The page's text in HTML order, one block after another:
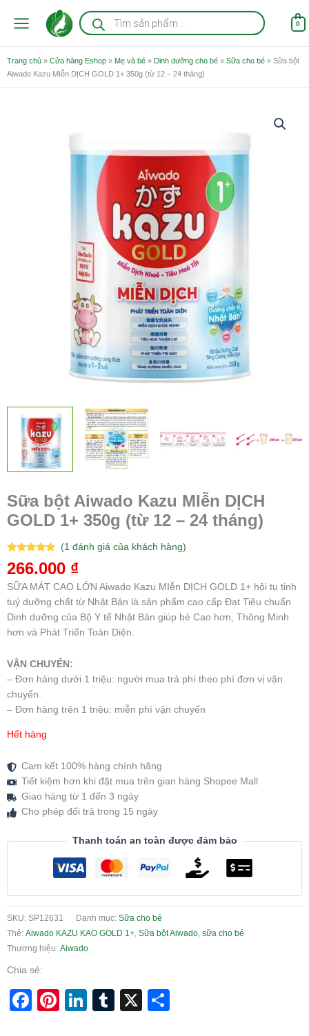
Tìm
kiếm
sản
0
Trang chủ » Cửa hàng Eshop » Mẹ và bé » Dinh dưỡng cho bé » Sữa cho bé » Sữa bột
Aiwado Kazu MIễn DỊCH GOLD 1+ 350g (từ 12 – 24 tháng)
Sữa bột Aiwado Kazu MIễn DỊCH
GOLD 1+ 350g (từ 12 – 24 tháng)
5.00 trên 5
dựa trên
1
đánh giá
(1đánh giá của khách hàng)
266.000 ₫
SỮA MÁT CAO LỚN Aiwado Kazu MIễn DỊCH GOLD 1+ hội tụ tinh
tuý dưỡng chất từ Nhật Bản là sản phẩm cao cấp Đạt Tiêu chuẩn
Dinh dưỡng của Bộ Y tế Nhật Bản giúp bé Cao hơn, Thông Minh
hơn và Phát Triển Toàn Diện.
VẬN CHUYỂN:
– Đơn hàng dưới 1 triệu: người mua trả phí theo phí đơn vị vận
chuyển.
– Đơn hàng trên 1 triệu: miễn phí vận chuyển
Hết hàng
Cam kết 100% hàng chính hãng
Tiết kiệm hơn khi đặt mua trên gian hàng Shopee Mall
Giao hàng từ 1 đến 3 ngày
Cho phép đổi trả trong 15 ngày
Thanh toán an toàn được đảm bảo
SKU: SP12631 Danh mục: Sữa cho bé
Thẻ: Aiwado KAZU KAO GOLD 1+ Sữa bột Aiwado sữa cho bé
Thương hiệu: Aiwado
Chia sẻ:
Facebook
Pinterest
LinkedIn
Tumblr
X